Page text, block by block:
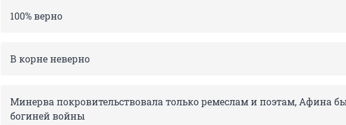
100% верно
В корне неверно
Минерва покровительствовала только ремеслам и поэтам, Афина
богиней войны